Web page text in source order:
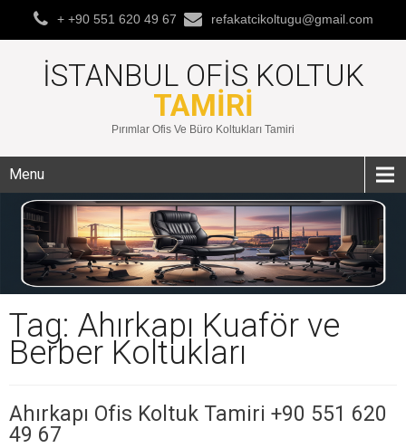
+ +90 551 620 49 67 refakatcikoltugu@gmail.com
İSTANBUL OFIS KOLTUK
TAMIRI
Pırımlar Ofis Ve Büro Koltukları Tamiri
Menu
Tag: Ahırkapı Kuaför ve
Berber Koltukları
Ahırkapı Ofis Koltuk Tamiri +90 551 620
49 67